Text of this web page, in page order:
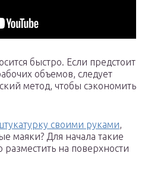
быстро. Если предстоит
объемов, следует
метод, чтобы сэкономить
своими руками,
маяки? Для начала такие
на поверхности